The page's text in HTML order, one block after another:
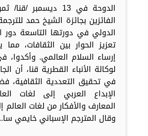
الدوحة في 13 ديسمبر
الفائزين بجائزة الشيخ حمد
الدولي في دورتها التاسعة دور
تعزيز الحوار بين الثقافات،
إرساء السلام العالمي. وأكدوا،
لوكالة الأنباء القطرية قنا، أن
في تحقيق التعددية الثقافية،
الإبداع العربي إلى لغات
المعارف والأفكار من لغات العالم
وقال المترجم الإسباني خايمي